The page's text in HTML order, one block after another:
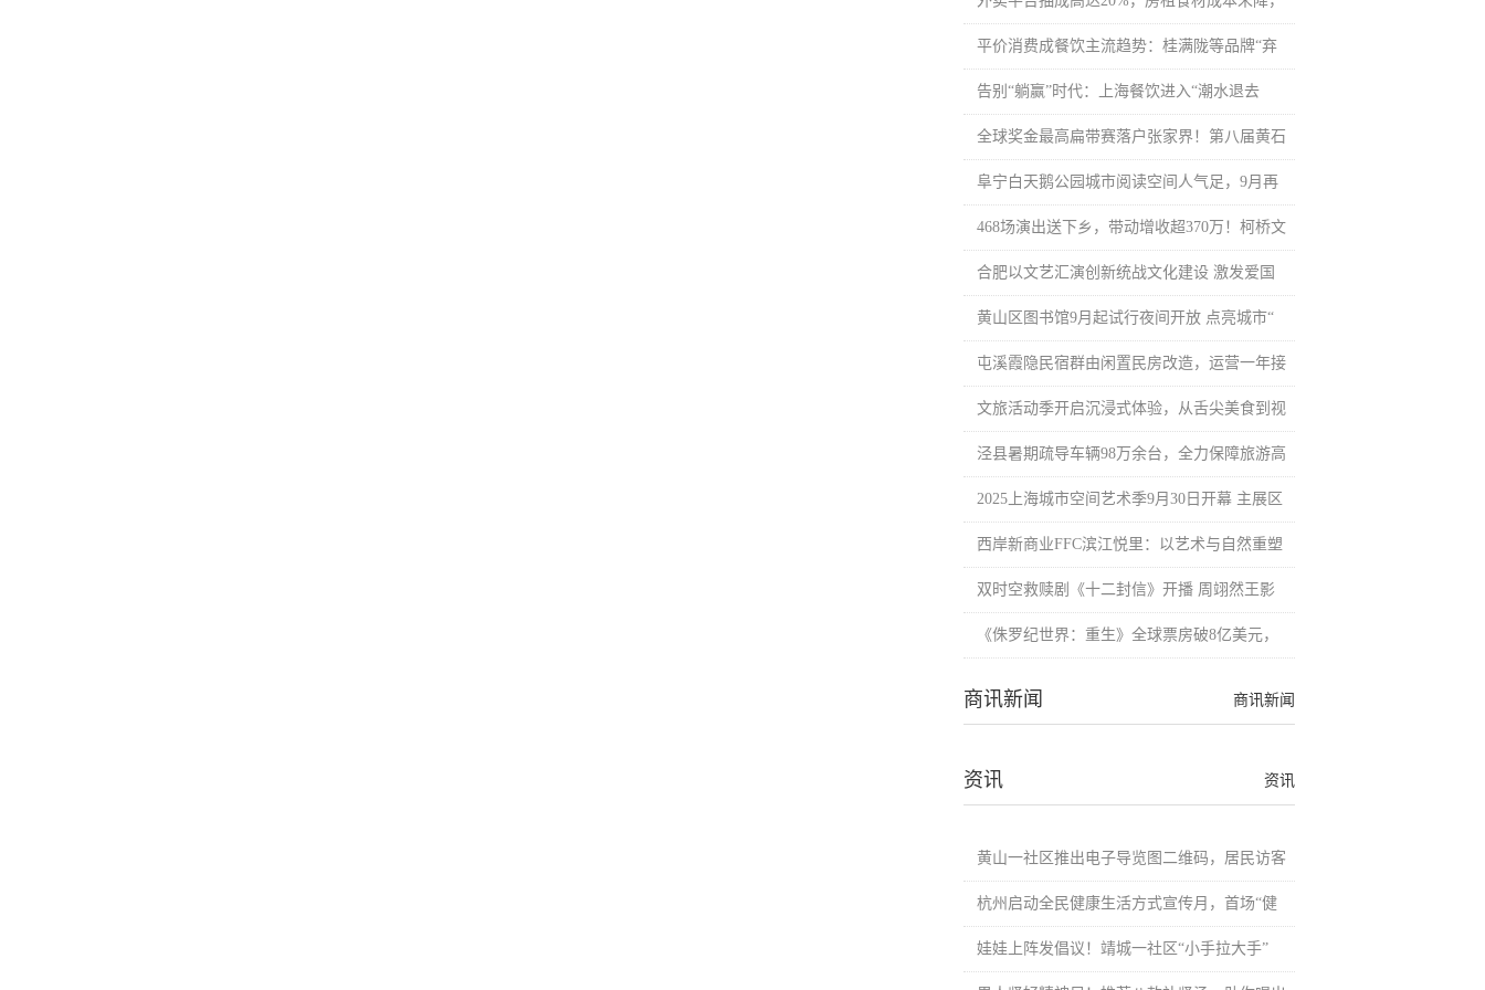
平价消费成餐饮主流趋势：桂满陇等品牌“弃
告别“躺赢”时代：上海餐饮进入“潮水退去
全球奖金最高扁带赛落户张家界！第八届黄石
阜宁白天鹅公园城市阅读空间人气足，9月再
468场演出送下乡，带动增收超370万！柯桥文
合肥以文艺汇演创新统战文化建设 激发爱国
黄山区图书馆9月起试行夜间开放 点亮城市“
屯溪霞隐民宿群由闲置民房改造，运营一年接
文旅活动季开启沉浸式体验，从舌尖美食到视
泾县暑期疏导车辆98万余台，全力保障旅游高
2025上海城市空间艺术季9月30日开幕 主展区
西岸新商业FFC滨江悦里：以艺术与自然重塑
双时空救赎剧《十二封信》开播 周翊然王影
《侏罗纪世界：重生》全球票房破8亿美元，
商讯新闻
商讯新闻
资讯
资讯
黄山一社区推出电子导览图二维码，居民访客
杭州启动全民健康生活方式宣传月，首场“健
娃娃上阵发倡议！靖城一社区“小手拉大手”